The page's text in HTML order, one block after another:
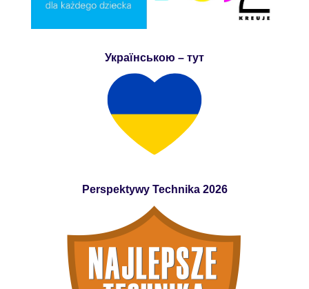
Українською – тут
Perspektywy Technika 2026